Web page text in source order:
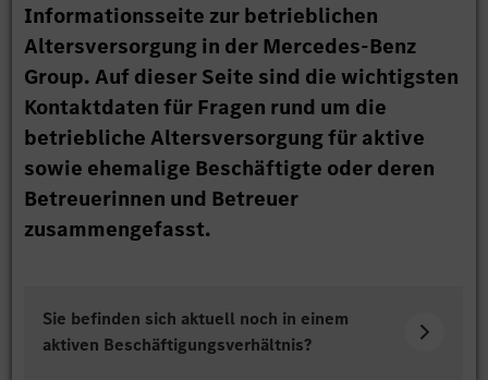
Informationsseite zur betrieblichen
Altersversorgung in der Mercedes-Benz
Group. Auf dieser Seite sind die wichtigsten
Kontaktdaten für Fragen rund um die
betriebliche Altersversorgung für aktive
sowie ehemalige Beschäftigte oder deren
Betreuerinnen und Betreuer
zusammengefasst.
Sie befinden sich aktuell noch in einem
aktiven Beschäftigungsverhältnis?